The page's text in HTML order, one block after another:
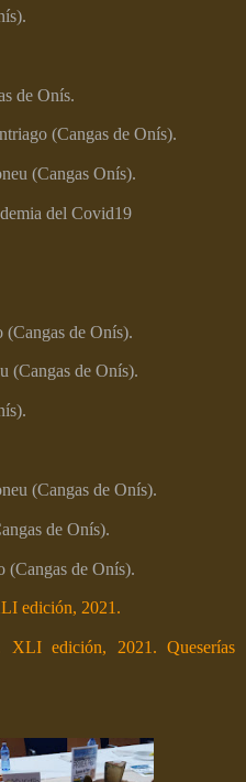
de Onís.
(Cangas de Onís).
(Cangas Onís).
del Covid19
(Cangas de Onís).
(Cangas de Onís).
(Cangas de Onís).
de Onís).
(Cangas de Onís).
edición, 2021.
XLI edición, 2021. Queserías